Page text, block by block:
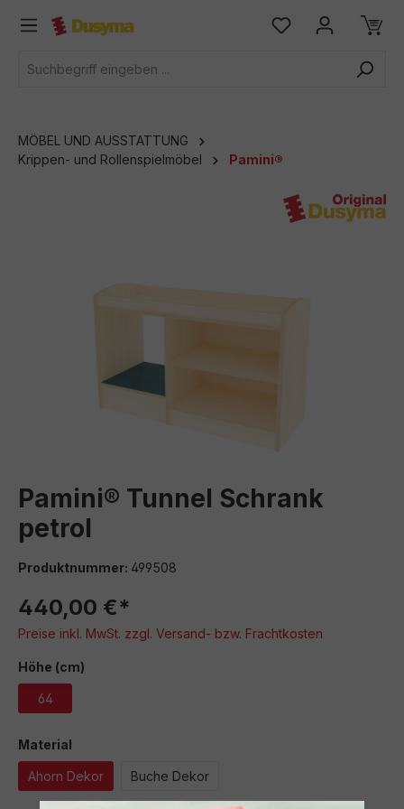
springen
MÖBEL UND AUSSTATTUNG
Krippen- und Rollenspielmöbel
Pamini®
Pamini® Tunnel Schrank
petrol
Produktnummer: 499508
440,00 €*
Preise inkl. MwSt. zzgl. Versand- bzw. Frachtkosten
Höhe (cm)
64
Material
Ahorn Dekor Buche Dekor